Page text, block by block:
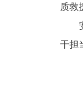
质救
干担